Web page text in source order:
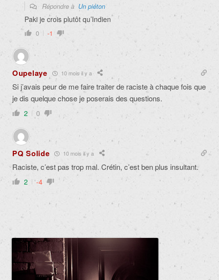
Répondre à Un piéton
Paki je crois plutôt qu’Indien
0 -1
Oupelaye 10 mois il y a
Si j’avais peur de me faire traiter de raciste à chaque fois que
je dis quelque chose je poserais des questions.
2 0
PQ Solide 10 mois il y a
Raciste, c’est pas trop mal. Crétin, c’est ben plus insultant.
2 -4